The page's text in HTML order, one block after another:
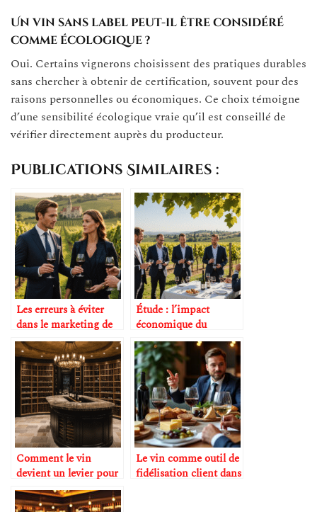
Un vin sans label peut-il être considéré
comme écologique ?
Oui. Certains vignerons choisissent des pratiques durables
sans chercher à obtenir de certification, souvent pour des
raisons personnelles ou économiques. Ce choix témoigne
d’une sensibilité écologique vraie qu’il est conseillé de
vérifier directement auprès du producteur.
Publications Similaires :
Les erreurs à éviter
dans le marketing de
luxe du vin
Étude : l’impact
économique du
tourisme d’affaires
viticole
Comment le vin
devient un levier pour
les fusions-
acquisitions
Le vin comme outil de
fidélisation client dans